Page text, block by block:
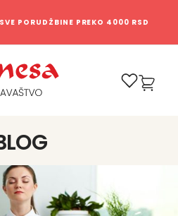
PORUDŽBINE PREKO 4000 RSD